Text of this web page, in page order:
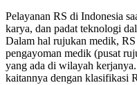
Pelayanan RS di Indonesia
karya, dan padat teknologi
Dalam hal rujukan medik,
pengayoman medik (pusat
yang ada di wilayah
kaitannya dengan klasifikasi